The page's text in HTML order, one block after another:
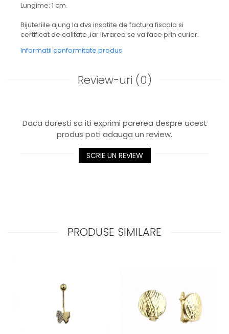
Lungime: 1 cm.
Bijuteriile ajung la dvs insotite de factura fiscala si
certificat de calitate ,iar livrarea se va face prin curier.
Informatii conformitate produs
Review-uri (0)
Daca doresti sa iti exprimi parerea despre acest
produs poti adauga un review.
SCRIE UN REVIEW
PRODUSE SIMILARE